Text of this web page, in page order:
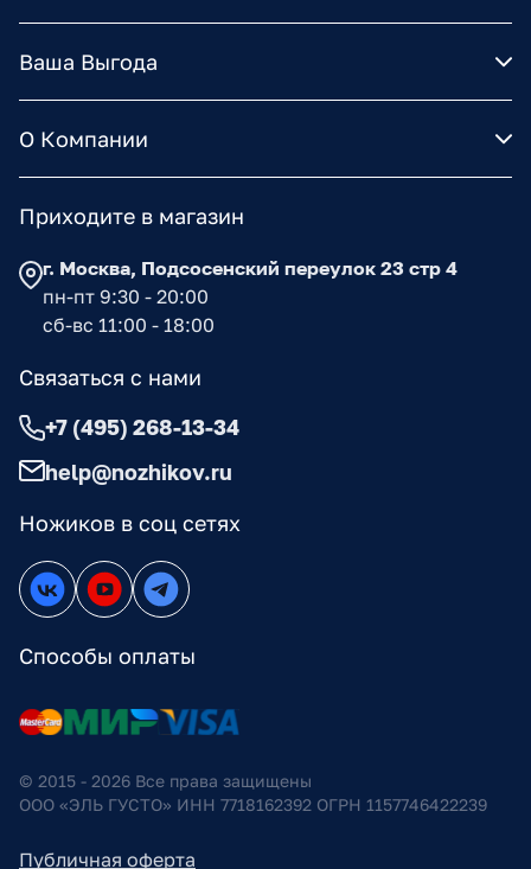
Ваша Выгода
О Компании
Ножиков в соц сетях
Способы оплаты
Приходите в магазин
г. Москва, Подсосенский переулок 23 стр 4
пн-пт 9:30 - 20:00
сб-вс 11:00 - 18:00
Связаться с нами
+7 (495) 268-13-34
help@nozhikov.ru
© 2015 - 2026 Все права защищены
ООО «ЭЛЬ ГУСТО» ИНН 7718162392 ОГРН 1157746422239
Публичная оферта